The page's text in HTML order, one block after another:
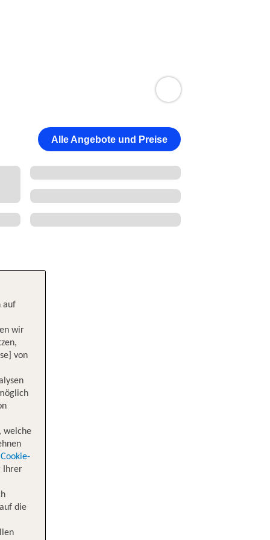
Alle Angebote und Preise
auf
wir
von
welche
Cookie-
Ihrer
die